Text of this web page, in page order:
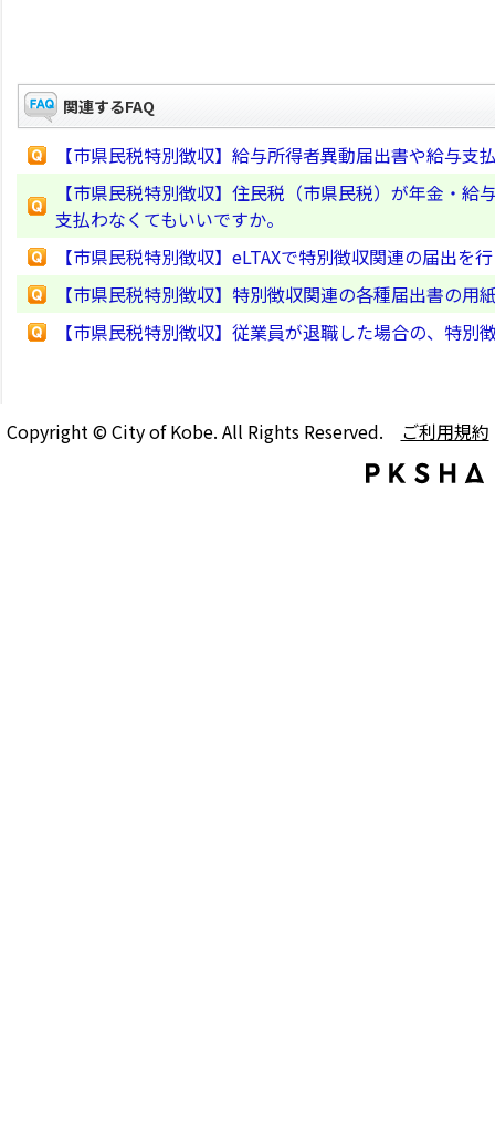
関連するFAQ
【市県民税特別徴収】給与所得者異動届出書や給与
【市県民税特別徴収】住民税（市県民税）が年金・
支払わなくてもいいですか。
【市県民税特別徴収】eLTAXで特別徴収関連の届出
【市県民税特別徴収】特別徴収関連の各種届出書の用
【市県民税特別徴収】従業員が退職した場合の、特
Copyright © City of Kobe. All Rights Reserved. ご利用規約